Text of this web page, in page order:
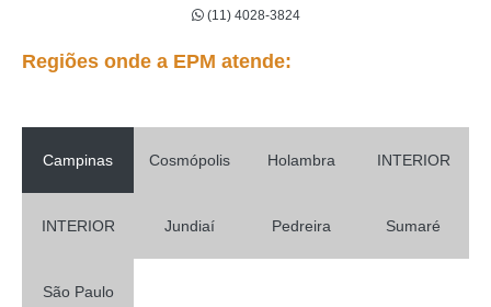
(11) 4028-3824
Regiões onde a EPM atende:
Campinas Cosmópolis Holambra INTERIOR
INTERIOR Jundiaí Pedreira Sumaré
São Paulo